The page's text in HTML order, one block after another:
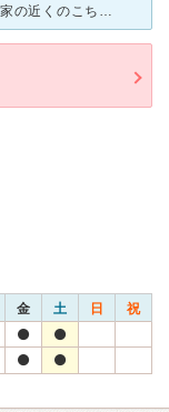
[症状・来院理由] 下痢と嘔吐がひどかったので家の近くのこちらの病院で初めてお世話になりました。 [医師の診断・治療法] 診断は胃腸炎でした。お腹のレントゲンを撮り、点滴をしてもらい
金 土 日 祝